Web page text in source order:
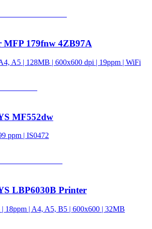
MFP 179fnw 4ZB97A
A5 | 128MB | 600x600 dpi | 19ppm | WiFi
MF552dw
ppm | IS0472
LBP6030B Printer
18ppm | A4, A5, B5 | 600x600 | 32MB